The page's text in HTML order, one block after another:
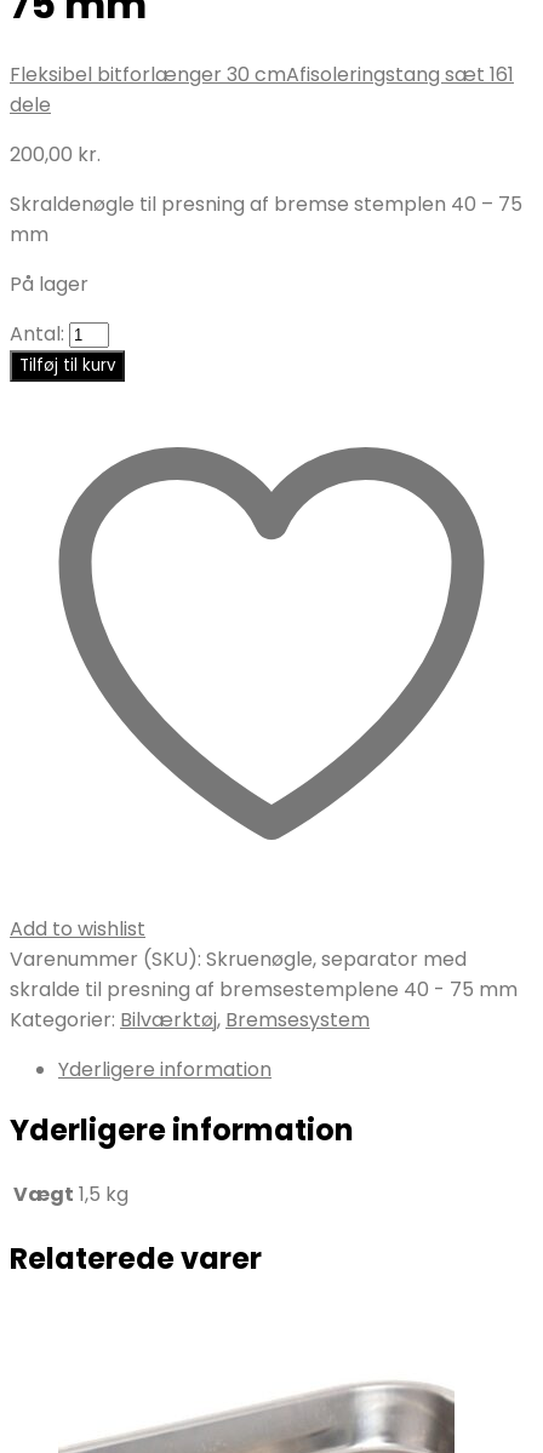
Fleksibel bitforlænger 30 cmAfisoleringstang sæt 161
dele
200,00 kr.
Skraldenøgle til presning af bremse stemplen 40 – 75
mm
På lager
Antal:
Tilføj til kurv
Add to wishlist
Varenummer (SKU): Skruenøgle, separator med
skralde til presning af bremsestemplene 40 - 75 mm
Kategorier: Bilværktøj, Bremsesystem
Yderligere information
Yderligere information
Vægt 1,5 kg
Relaterede varer